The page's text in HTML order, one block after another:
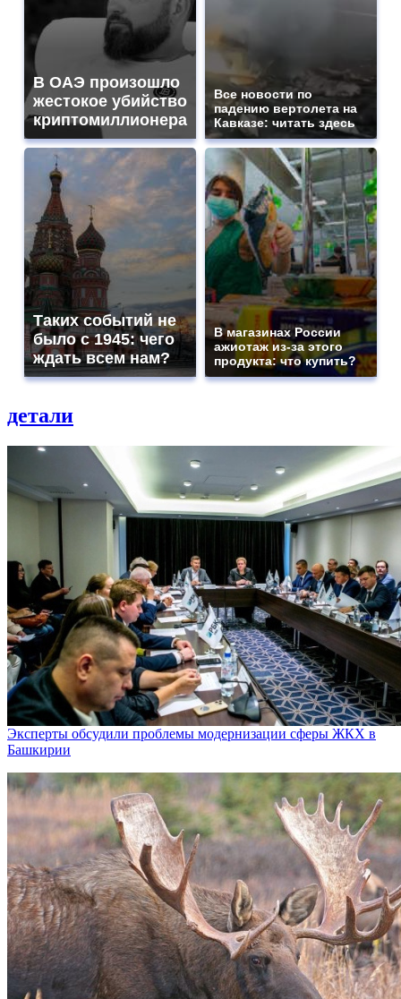
В ОАЭ произошло
жестокое убийство
криптомиллионера
Все новости по
падению вертолета на
Кавказе: читать здесь
Таких событий не
было с 1945: чего
ждать всем нам?
В магазинах России
ажиотаж из-за этого
продукта: что купить?
детали
Эксперты обсудили проблемы модернизации сферы ЖКХ в
Башкирии